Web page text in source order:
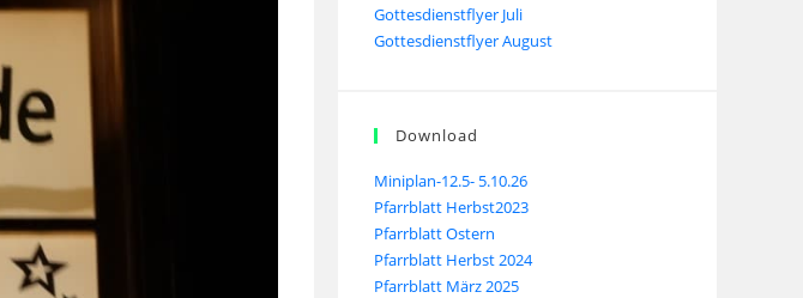
Gottesdienstflyer Juli
Gottesdienstflyer August
Download
Miniplan-12.5- 5.10.26
Pfarrblatt Herbst2023
Pfarrblatt Ostern
Pfarrblatt Herbst 2024
Pfarrblatt März 2025